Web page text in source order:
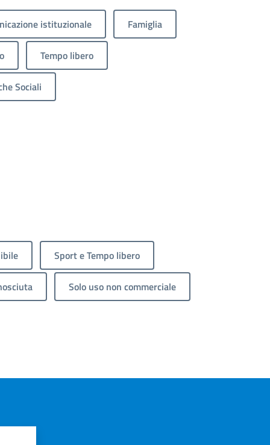
istituzionale Famiglia
Tempo libero
Sociali
Sport e Tempo libero
Solo uso non commerciale